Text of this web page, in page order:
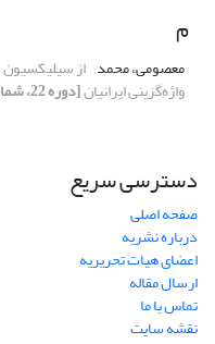
م
معصومی، محمد از سیلیکسیون
واژه‌گزینی ایرانیان[دوره 22، شماره 2، 1403، صفحه 41-46]
دسترسی سریع
صفحه اصلی
درباره نشریه
اعضای هیات تحریریه
ارسال مقاله
تماس با ما
نقشه سایت